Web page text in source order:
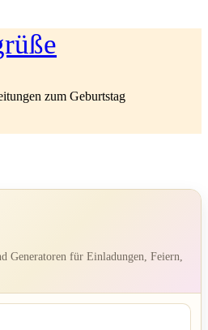
zum Geburtstag
Generatoren für Einladungen, Feiern,